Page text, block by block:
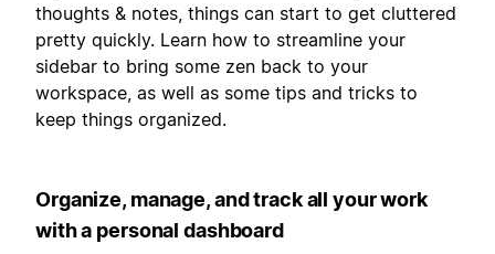
thoughts & notes, things can start to get cluttered
pretty quickly. Learn how to streamline your
sidebar to bring some zen back to your
workspace, as well as some tips and tricks to
keep things organized.
Organize, manage, and track all your work
with a personal dashboard